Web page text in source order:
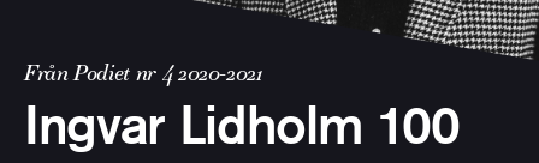
Från Podiet nr 4 2020-2021
Ingvar Lidholm 100